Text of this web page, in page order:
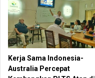
Kerja Sama Indonesia-
Australia Percepat